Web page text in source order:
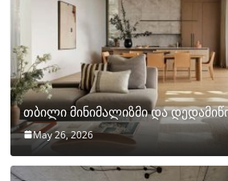
თბილი მინიმალიზმი და
May 26, 2026